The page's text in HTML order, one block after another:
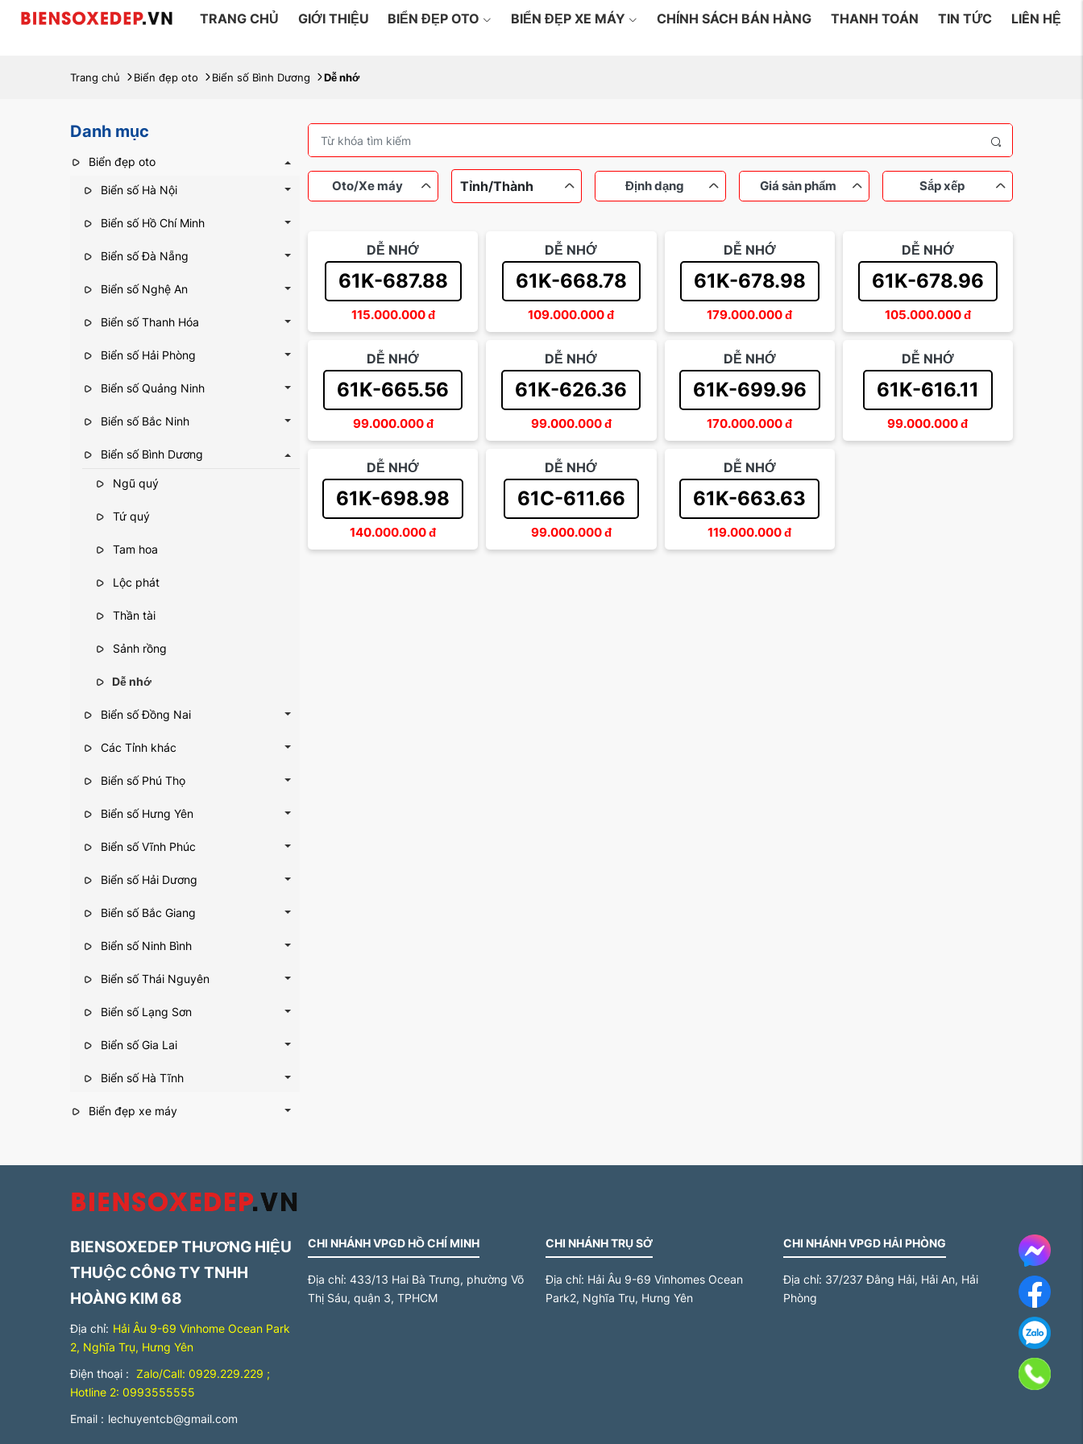
TRANG CHỦ GIỚI THIỆU BIỂN ĐẸP OTO BIỂN ĐẸP XE MÁY CHÍNH SÁCH BÁN HÀNG THANH TOÁN TIN TỨC LIÊN HỆ
Trang chủ Biển đẹp oto Biển số Bình Dương Dễ nhớ
Danh mục
Biển đẹp oto
Biển số Hà Nội
Biển số Hồ Chí Minh
Biển số Đà Nẵng
Biển số Nghệ An
Biển số Thanh Hóa
Biển số Hải Phòng
Biển số Quảng Ninh
Biển số Bắc Ninh
Biển số Bình Dương
Ngũ quý
Tứ quý
Tam hoa
Lộc phát
Thần tài
Sảnh rồng
Dễ nhớ
Biển số Đồng Nai
Các Tỉnh khác
Biển số Phú Thọ
Biển số Hưng Yên
Biển số Vĩnh Phúc
Biển số Hải Dương
Biển số Bắc Giang
Biển số Ninh Bình
Biển số Thái Nguyên
Biển số Lạng Sơn
Biển số Gia Lai
Biển số Hà Tĩnh
Biển đẹp xe máy
Oto/Xe máy
Xe máy Ô tô
Tỉnh/Thành Định dạng
Ngũ quý Tứ quý Tam hoa
Thần tài Sảnh rồng Dễ nhớ
Giá sản phẩm
Dưới 100 triệu Từ 100 đến 200 triệu
Từ 200 đến 500 triệu Trên 500 triệu
Sắp xếp
Sắp xếp theo tên Sắp xếp theo giá tăng dần
Sắp xếp theo giá giảm dần
DỄ NHỚ
61K-687.88
115.000.000đ
DỄ NHỚ
61K-668.78
109.000.000đ
DỄ NHỚ
61K-678.98
179.000.000đ
DỄ NHỚ
61K-678.96
105.000.000đ
DỄ NHỚ
61K-665.56
99.000.000đ
DỄ NHỚ
61K-626.36
99.000.000đ
DỄ NHỚ
61K-699.96
170.000.000đ
DỄ NHỚ
61K-616.11
99.000.000đ
DỄ NHỚ
61K-698.98
140.000.000đ
DỄ NHỚ
61C-611.66
99.000.000đ
DỄ NHỚ
61K-663.63
119.000.000đ
BIENSOXEDEP THƯƠNG HIỆU
THUỘC CÔNG TY TNHH
HOÀNG KIM 68
Địa chỉ: Hải Âu 9-69 Vinhome Ocean Park
2, Nghĩa Trụ, Hưng Yên
Điện thoại : Zalo/Call: 0929.229.229 ;
Hotline 2: 0993555555
Email : lechuyentcb@gmail.com
CHI NHÁNH VPGD HỒ CHÍ MINH
Địa chỉ: 433/13 Hai Bà Trưng, phường Võ
Thị Sáu, quận 3, TPHCM
CHI NHÁNH TRỤ SỞ
Địa chỉ: Hải Âu 9-69 Vinhomes Ocean
Park2, Nghĩa Trụ, Hưng Yên
CHI NHÁNH VPGD HẢI PHÒNG
Địa chỉ: 37/237 Đằng Hải, Hải An, Hải
Phòng